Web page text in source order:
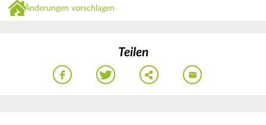
Änderungen vorschlagen
Teilen